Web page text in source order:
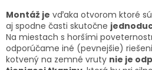
Montáž je vďaka otvorom ktoré
aj spodne časti skutočne
Na miestach s horšími
odporúčame iné (pevnejšie)
kotvený na zemné vruty nie je